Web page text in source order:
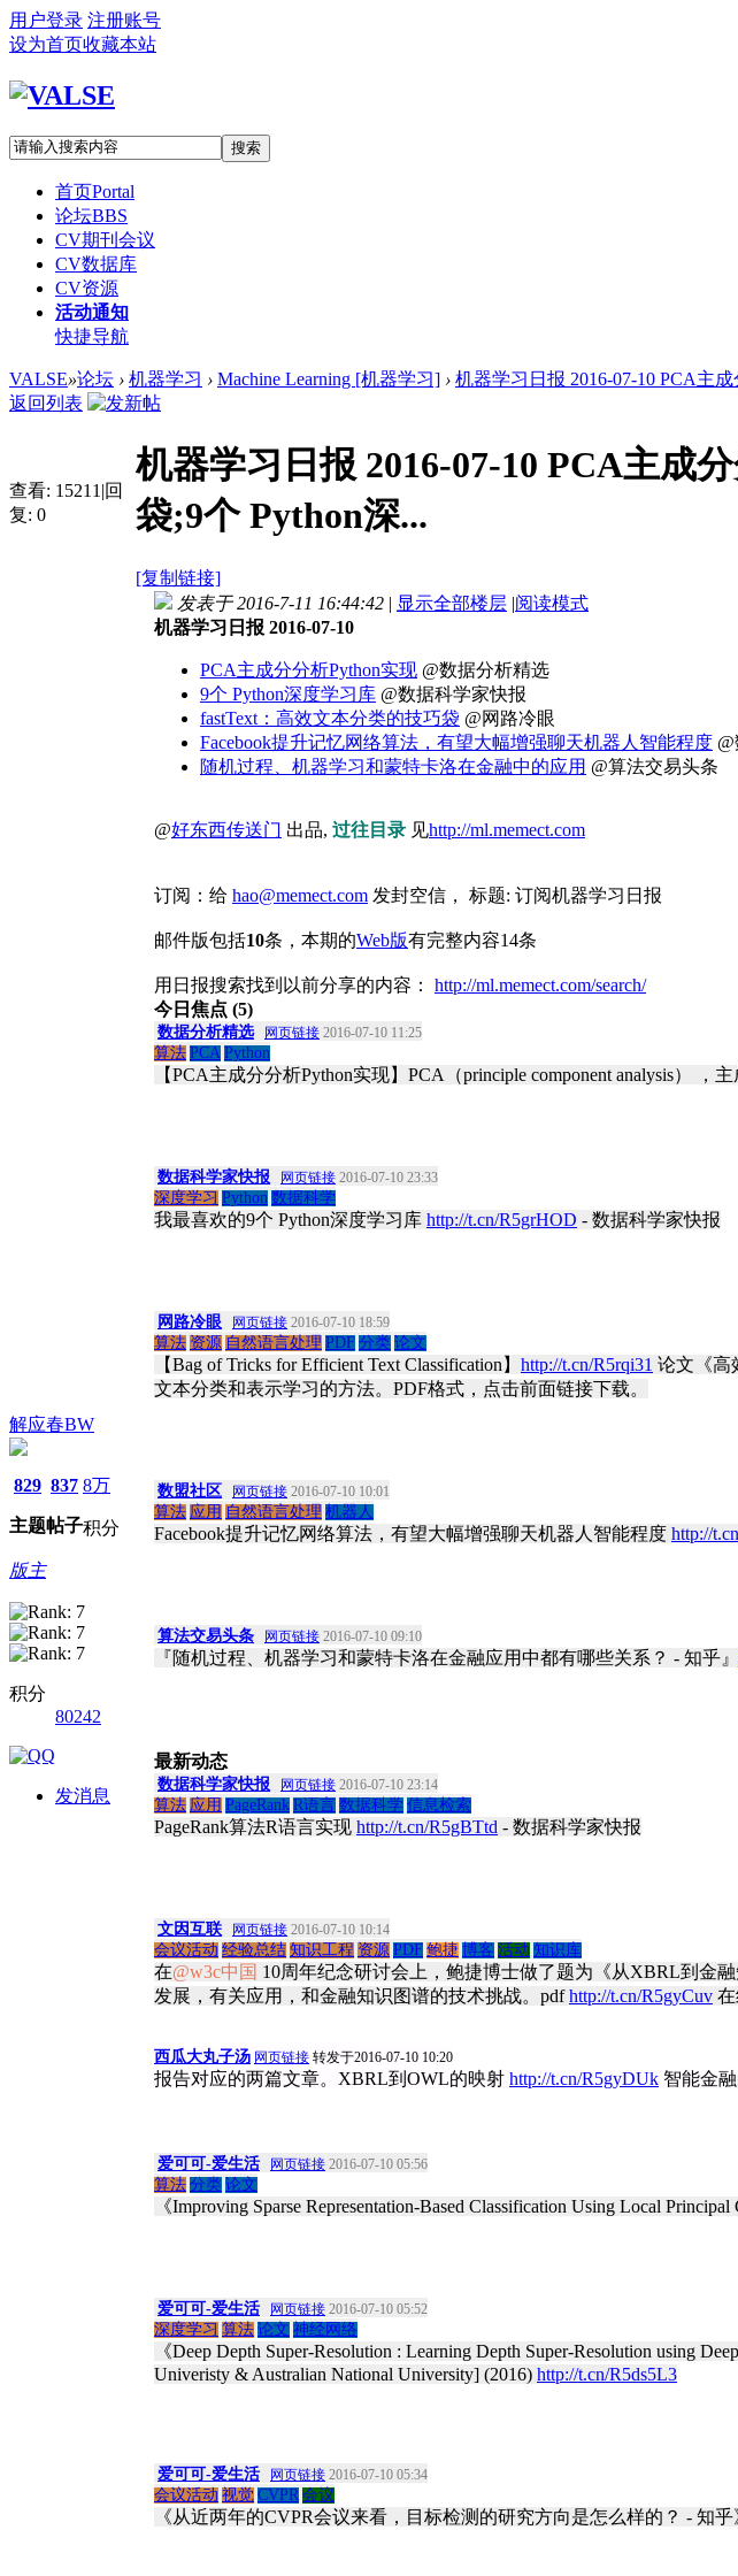
用户登录 注册账号
设为首页收藏本站
搜索
首页Portal
论坛BBS
CV期刊会议
CV数据库
CV资源
活动通知
快捷导航
VALSE»论坛 › 机器学习 › Machine Learning [机器学习] › 机器学习日报 2016-07-10 PCA主成
返回列表
查看: 15211 |回
复: 0
机器学习日报 2016-07-10 PCA主成
袋;9个 Python深...
[复制链接]
解应春BW
829
主题
837
帖子
8万
积分
版主
积分
80242
发消息
发表于 2016-7-11 16:44:42 | 显示全部楼层 |阅读模式
机器学习日报 2016-07-10
PCA主成分分析Python实现 @数据分析精选
9个 Python深度学习库 @数据科学家快报
fastText：高效文本分类的技巧袋 @网路冷眼
Facebook提升记忆网络算法，有望大幅增强聊天机器人智能程度
随机过程、机器学习和蒙特卡洛在金融中的应用 @算法交易头条
@好东西传送门 出品, 过往目录 见http://ml.memect.com
订阅：给 hao@memect.com 发封空信， 标题: 订阅机器学习日报
邮件版包括10条，本期的Web版有完整内容14条
用日报搜索找到以前分享的内容： http://ml.memect.com/search/
今日焦点 (5)
数据分析精选 网页链接 2016-07-10 11:25
算法 PCA Python
【PCA主成分分析Python实现】PCA（principle component analysis）
数据科学家快报 网页链接 2016-07-10 23:33
深度学习 Python 数据科学
我最喜欢的9个 Python深度学习库 http://t.cn/R5grHOD - 数据科学家快报
网路冷眼 网页链接 2016-07-10 18:59
算法 资源 自然语言处理 PDF 分类 论文
【Bag of Tricks for Efficient Text Classification】 http://t.cn/R5rqi31 论文《高
文本分类和表示学习的方法。PDF格式，点击前面链接下载。
数盟社区 网页链接 2016-07-10 10:01
算法 应用 自然语言处理 机器人
Facebook提升记忆网络算法，有望大幅增强聊天机器人智能程度 http://
算法交易头条 网页链接 2016-07-10 09:10
『随机过程、机器学习和蒙特卡洛在金融应用中都有哪些关系？ - 知乎』
最新动态
数据科学家快报 网页链接 2016-07-10 23:14
算法 应用 PageRank R语言 数据科学 信息检索
PageRank算法R语言实现 http://t.cn/R5gBTtd - 数据科学家快报
文因互联 网页链接 2016-07-10 10:14
会议活动 经验总结 知识工程 资源 PDF 鲍捷 博客 活动 知识库
在@w3c中国 10周年纪念研讨会上，鲍捷博士做了题为《从XBRL到金
发展，有关应用，和金融知识图谱的技术挑战。pdfhttp://t.cn/R5gyCuv
西瓜大丸子汤 网页链接 转发于2016-07-10 10:20
报告对应的两篇文章。XBRL到OWL的映射 http://t.cn/R5gyDUk 智能金
爱可可-爱生活 网页链接 2016-07-10 05:56
算法 分类 论文
《Improving Sparse Representation-Based Classification Using Local
爱可可-爱生活 网页链接 2016-07-10 05:52
深度学习 算法 论文 神经网络
《Deep Depth Super-Resolution : Learning Depth Super-Resolution using
Univeristy & Australian National University] (2016) http://t.cn/R5ds5L3
爱可可-爱生活 网页链接 2016-07-10 05:34
会议活动 视觉 CVPR 会议
《从近两年的CVPR会议来看，目标检测的研究方向是怎么样的？ - 知乎